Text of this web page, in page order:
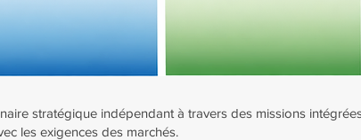
stratégique indépendant à travers des missions
les exigences des marchés.